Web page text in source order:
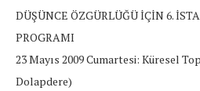
DÜŞÜNCE ÖZGÜRLÜĞÜ İÇİN 6.
PROGRAMI
23 Mayıs 2009 Cumartesi: Küresel
Dolapdere)